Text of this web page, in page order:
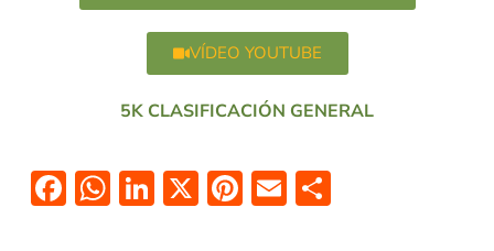
VÍDEO YOUTUBE
5K CLASIFICACIÓN GENERAL
F W Li X Pi E